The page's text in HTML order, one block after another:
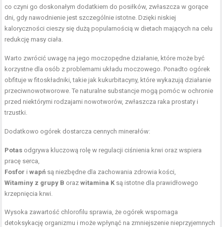
co czyni go doskonałym dodatkiem do posiłków, zwłaszcza w gorące
dni, gdy nawodnienie jest szczególnie istotne. Dzięki niskiej
kaloryczności cieszy się dużą popularnością w dietach mających na celu
redukcję masy ciała.
Warto zwrócić uwagę na jego moczopędne działanie, które może być
korzystne dla osób z problemami układu moczowego. Ponadto ogórek
obfituje w fitoskładniki, takie jak kukurbitacyny, które wykazują działanie
przeciwnowotworowe. Te naturalne substancje mogą pomóc w ochronie
przed niektórymi rodzajami nowotworów, zwłaszcza raka prostaty i
trzustki.
Dodatkowo ogórek dostarcza cennych minerałów:
Potas odgrywa kluczową rolę w regulacji ciśnienia krwi oraz wspiera
pracę serca,
Fosfor iwapń są niezbędne dla zachowania zdrowia kości,
Witaminy z grupy B orazwitamina K są istotne dla prawidłowego
krzepnięcia krwi.
Wysoka zawartość chlorofilu sprawia, że ogórek wspomaga
detoksykację organizmu i może wpłynąć na zmniejszenie nieprzyjemnych